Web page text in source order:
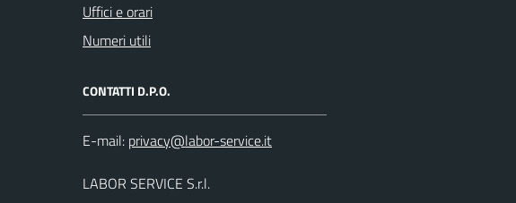
Uffici e orari
Numeri utili
CONTATTI D.P.O.
E-mail:
LABOR SERVICE S.r.l.